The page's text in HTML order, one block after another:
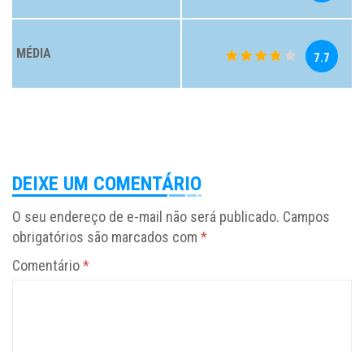
MÉDIA 7.7
DEIXE UM COMENTÁRIO
O seu endereço de e-mail não será publicado. Campos
obrigatórios são marcados com *
Comentário*